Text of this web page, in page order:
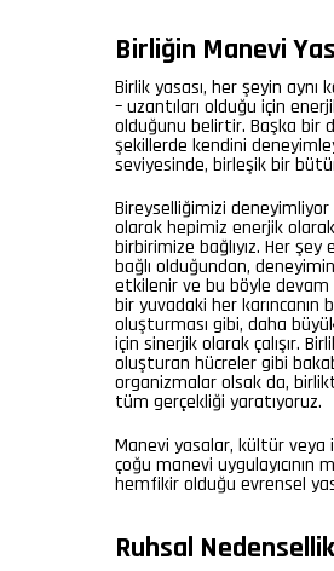
Birliğin Manevi
Birlik yasası, her şeyin aynı
– uzantıları olduğu için
olduğunu belirtir. Başka bir
şekillerde kendini
seviyesinde, birleşik bir
Bireyselliğimizi
olarak hepimiz enerjik
birbirimize bağlıyız. Her
bağlı olduğundan,
etkilenir ve bu böyle devam
bir yuvadaki her karıncanın
oluşturması gibi, daha
için sinerjik olarak çalışır.
oluşturan hücreler gibi
organizmalar olsak da,
tüm gerçekliği yaratıyoruz.
Manevi yasalar, kültür veya
çoğu manevi
hemfikir olduğu evrensel
Ruhsal